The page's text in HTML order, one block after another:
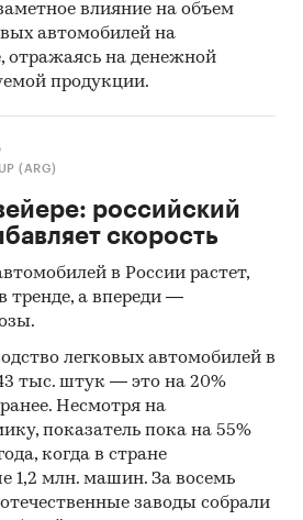
влияние на объем
автомобилей на
отражаясь на денежной
продукции.
(ARG)
российский
скорость
в России растет,
тренде, а впереди —
легковых автомобилей в
тыс. штук — это на 20%
Несмотря на
показатель пока на 55%
когда в стране
1,2 млн. машин. За восемь
заводы собрали